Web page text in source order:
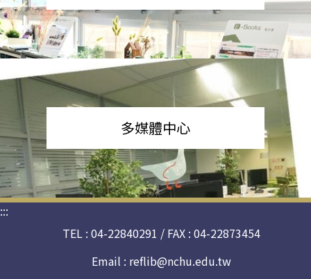
多媒體中心
:::
TEL : 04-22840291 / FAX : 04-22873454
Email : reflib@nchu.edu.tw